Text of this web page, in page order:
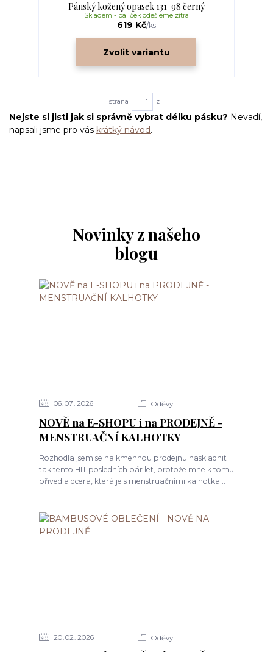
Pánský kožený opasek 131-98 černý
619 Kč/ks
Skladem - balíček odešleme zítra
Zvolit variantu
strana z 1
Nejste si jisti jak si správně vybrat délku pásku? Nevadí,
napsali jsme pro vás krátký návod.
Novinky z našeho
blogu
06 07 2026 Oděvy
NOVĚ na E-SHOPU i na PRODEJNĚ -
MENSTRUAČNÍ KALHOTKY
Rozhodla jsem se na kmennou prodejnu naskladnit
tak tento HIT posledních pár let, protože mne k tomu
přivedla dcera, která je s menstruačními kalhotka...
20 02 2026 Oděvy